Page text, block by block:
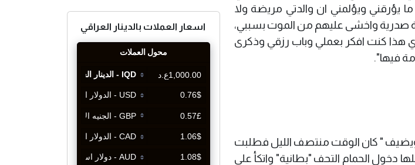
ما يؤرقني ويؤلمني ان والدتي مريضة ولا
صدرية واخشى عليهم من الموت بسببي،
هذا كنت افكر بعملي وباب رزقي وذكرى
فيها".
" كان الوقت منتصف الليل فطلبت
دخول الحمام التحف "بطانية" واتكأ على
اسعار العملات بالدينار العراقي